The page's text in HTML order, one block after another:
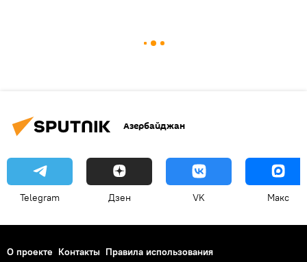
Азербайджан
Telegram Дзен VK Макс
О проекте Контакты Правила использования